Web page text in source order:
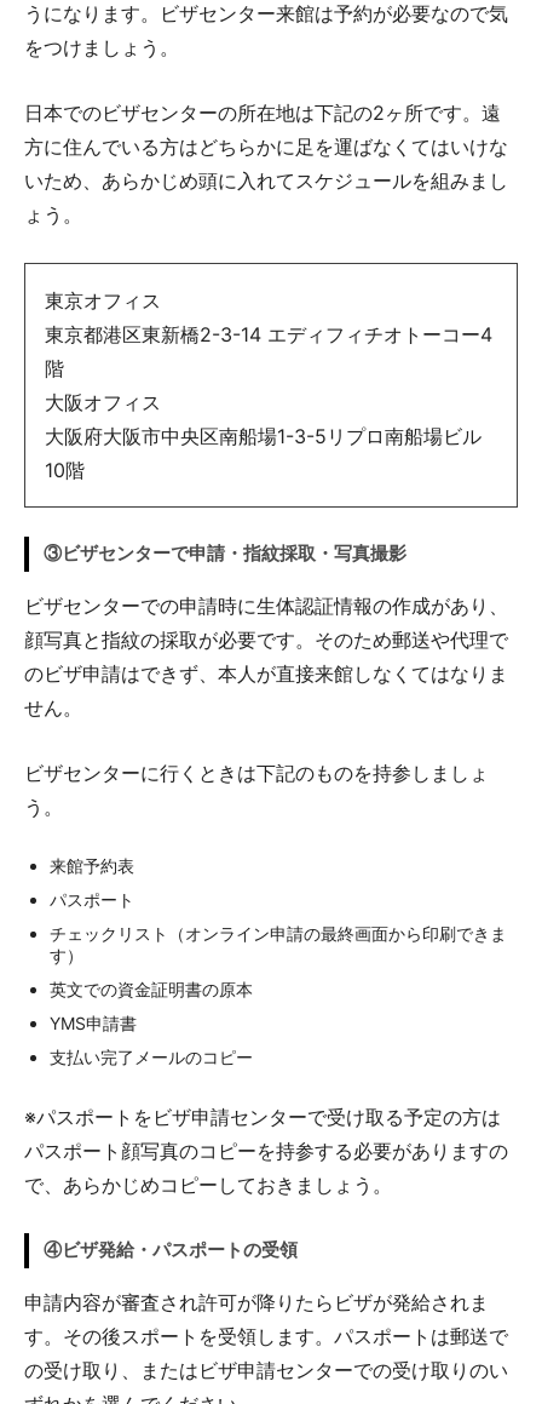
うになります。ビザセンター来館は予約が必要なので気
をつけましょう。
日本でのビザセンターの所在地は下記の2ヶ所です。遠
方に住んでいる方はどちらかに足を運ばなくてはいけな
いため、あらかじめ頭に入れてスケジュールを組みまし
ょう。
東京オフィス
東京都港区東新橋2-3-14 エディフィチオトーコー4
階
大阪オフィス
大阪府大阪市中央区南船場1-3-5リプロ南船場ビル
10階
③ビザセンターで申請・指紋採取・写真撮影
ビザセンターでの申請時に生体認証情報の作成があり、
顔写真と指紋の採取が必要です。そのため郵送や代理で
のビザ申請はできず、本人が直接来館しなくてはなりま
せん。
ビザセンターに行くときは下記のものを持参しましょ
う。
来館予約表
パスポート
チェックリスト（オンライン申請の最終画面から印刷できま
す）
英文での資金証明書の原本
YMS申請書
支払い完了メールのコピー
※パスポートをビザ申請センターで受け取る予定の方は
パスポート顔写真のコピーを持参する必要がありますの
で、あらかじめコピーしておきましょう。
④ビザ発給・パスポートの受領
申請内容が審査され許可が降りたらビザが発給されま
す。その後スポートを受領します。パスポートは郵送で
の受け取り、またはビザ申請センターでの受け取りのい